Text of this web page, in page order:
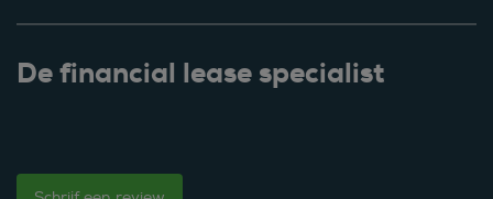
De financial lease specialist